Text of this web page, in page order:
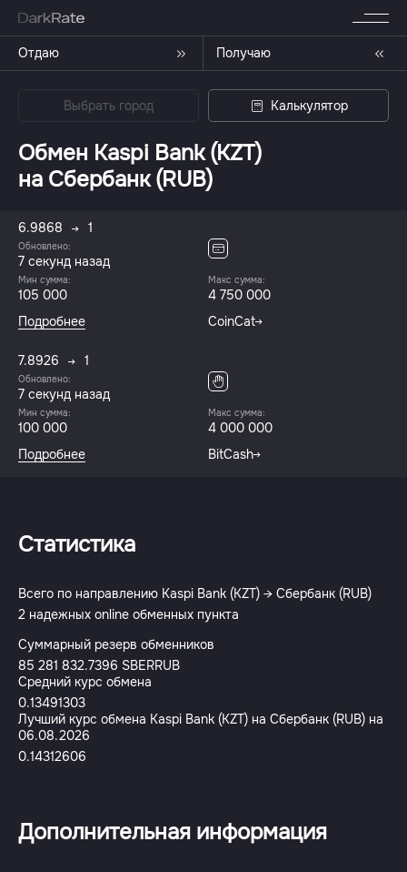
Отдаю Получаю
Выбрать город Калькулятор
Обмен Kaspi Bank (KZT)
на Сбербанк (RUB)
6.9868 1
Обновлено:
7 секунд назад
Мин сумма:
105 000
Макс сумма:
4 750 000
Подробнее
CoinCat
7.8926 1
Обновлено:
7 секунд назад
Мин сумма:
100 000
Макс сумма:
4 000 000
Подробнее
BitCash
Статистика
Всего по направлению Kaspi Bank (KZT) → Сбербанк (RUB)
2 надежных online обменных пункта
Суммарный резерв обменников
85 281 832.7396 SBERRUB
Средний курс обмена
0.13491303
Лучший курс обмена Kaspi Bank (KZT) на Сбербанк (RUB) на
06.08.2026
0.14312606
Дополнительная информация